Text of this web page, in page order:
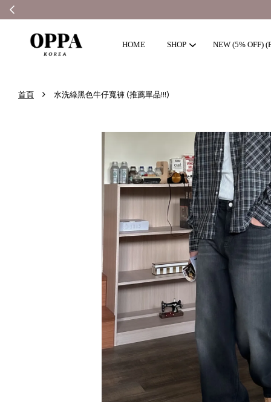
HOME SHOP NEW (5% OFF)
首頁 › 水洗綠黑色牛仔寬褲 (推薦單品!!!)